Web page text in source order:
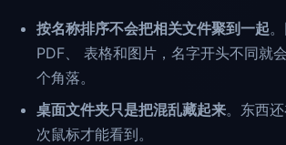
按名称排序不会把相关文件聚到一起
PDF、 表格和图片，名字开头不同就
个角落。
桌面文件夹只是把混乱藏起来。东西
次鼠标才能看到。